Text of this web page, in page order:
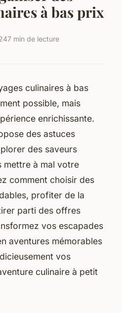
à bas prix
7 min de lecture
culinaires à bas
possible, mais
enrichissante.
des astuces
des saveurs
mettre à mal votre
comment choisir des
profiter de la
parti des offres
vos escapades
aventures mémorables
vos
culinaire à petit